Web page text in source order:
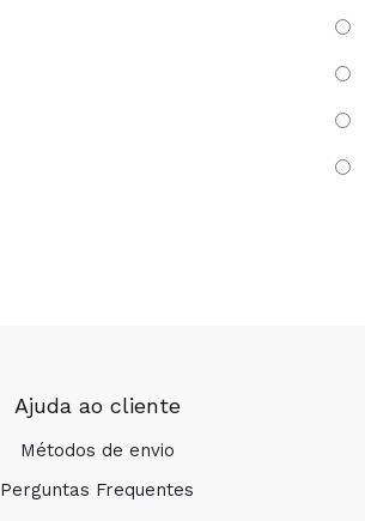
Ajuda ao cliente
Métodos de envio
Perguntas Frequentes